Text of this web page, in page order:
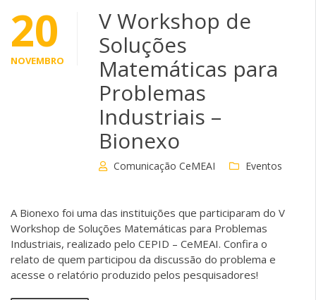
20
NOVEMBRO
V Workshop de
Soluções
Matemáticas para
Problemas
Industriais –
Bionexo
Comunicação CeMEAI Eventos
A Bionexo foi uma das instituições que participaram do V
Workshop de Soluções Matemáticas para Problemas
Industriais, realizado pelo CEPID – CeMEAI. Confira o
relato de quem participou da discussão do problema e
acesse o relatório produzido pelos pesquisadores!